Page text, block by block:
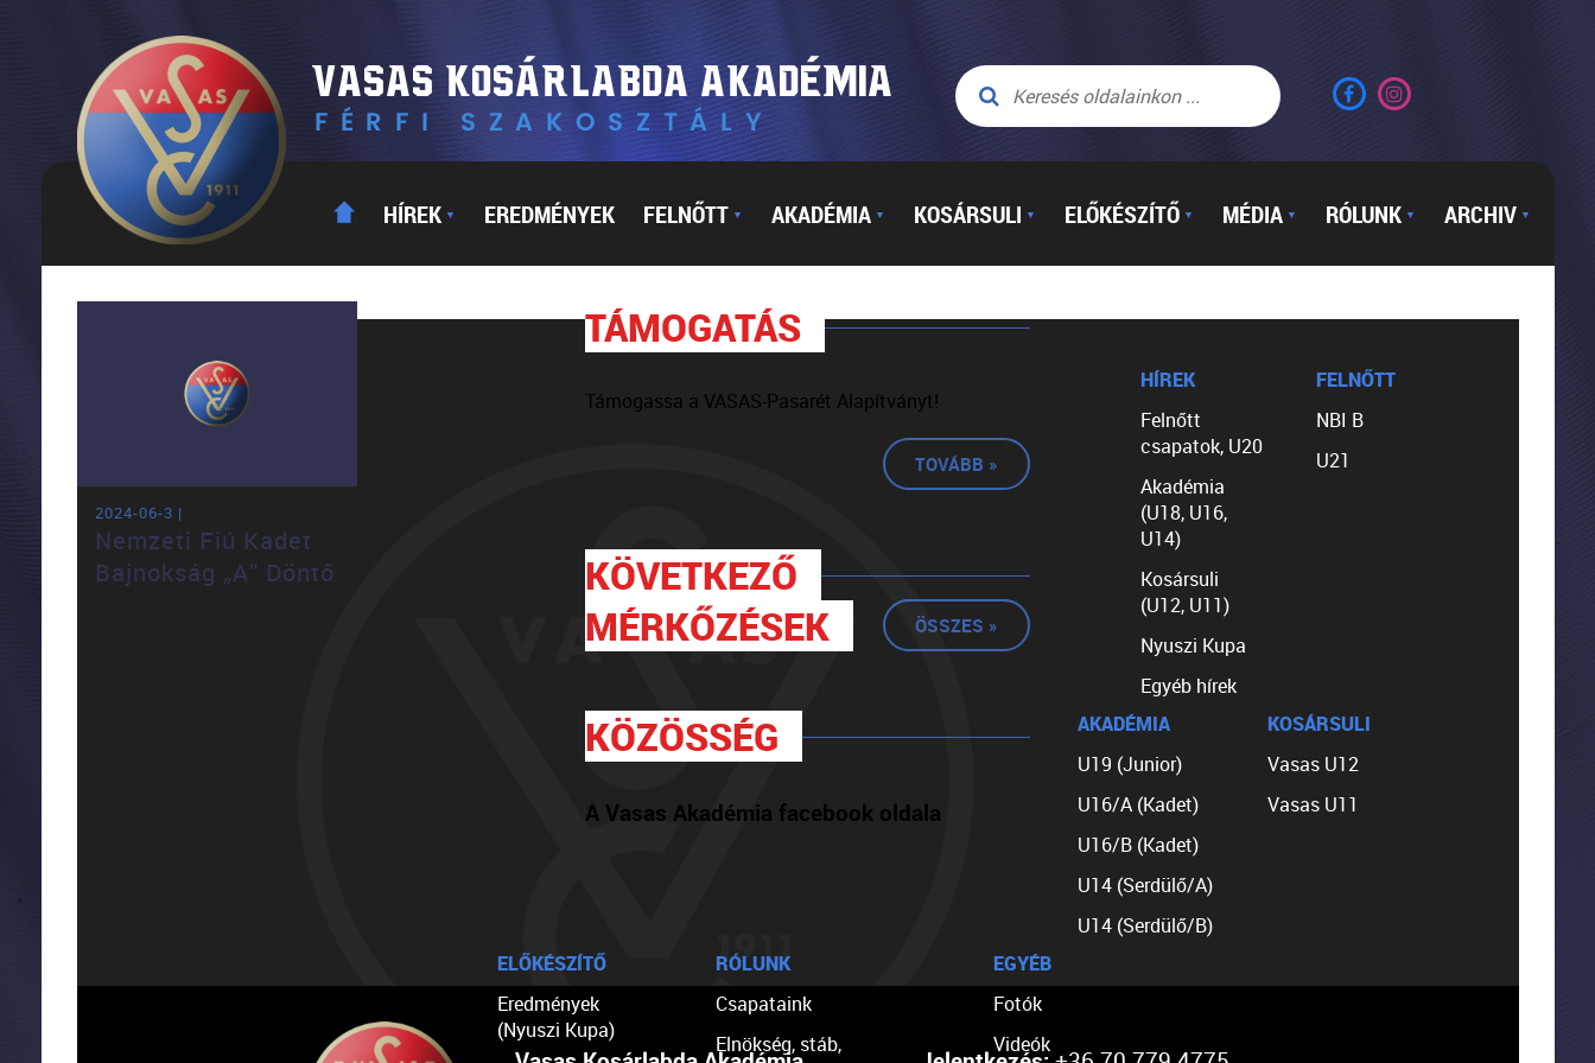
HÍREK ▼ EREDMÉNYEK FELNŐTT ▼ AKADÉMIA ▼ KOSÁRSULI ▼ ELŐKÉSZÍTŐ ▼ MÉDIA ▼ RÓLUNK ▼ ARCHIV ▼
2024-06-3 |
Nemzeti Fiú Kadet
Bajnokság „A” Döntő
TÁMOGATÁS
Támogassa a VASAS-Pasarét Alapítványt!
TOVÁBB »
KÖVETKEZŐ
MÉRKŐZÉSEK
ÖSSZES »
KÖZÖSSÉG
A Vasas Akadémia facebook oldala
HÍREK
Felnőtt
csapatok, U20
Akadémia
(U18, U16,
U14)
Kosársuli
(U12, U11)
Nyuszi Kupa
Egyéb hírek
FELNŐTT
NBI B
U21
AKADÉMIA
U19 (Junior)
U16/A (Kadet)
U16/B (Kadet)
U14 (Serdülő/A)
U14 (Serdülő/B)
KOSÁRSULI
Vasas U12
Vasas U11
ELŐKÉSZÍTŐ
Eredmények
(Nyuszi Kupa)
RÓLUNK
Csapataink
Elnökség, stáb,
EGYÉB
Fotók
Videók